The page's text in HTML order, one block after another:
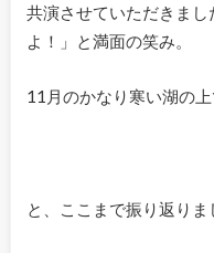
共演させていただきま
よ！」と満面の笑み。
11月のかなり寒い湖の
と、ここまで振り返りま